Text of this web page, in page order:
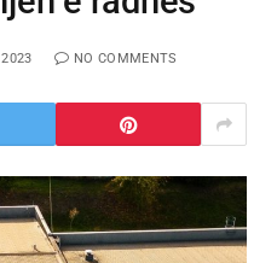
2023 NO COMMENTS